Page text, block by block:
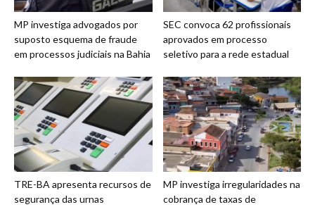
MP investiga advogados por
suposto esquema de fraude
em processos judiciais na Bahia
SEC convoca 62 profissionais
aprovados em processo
seletivo para a rede estadual
TRE-BA apresenta recursos de
segurança das urnas
MP investiga irregularidades na
cobrança de taxas de